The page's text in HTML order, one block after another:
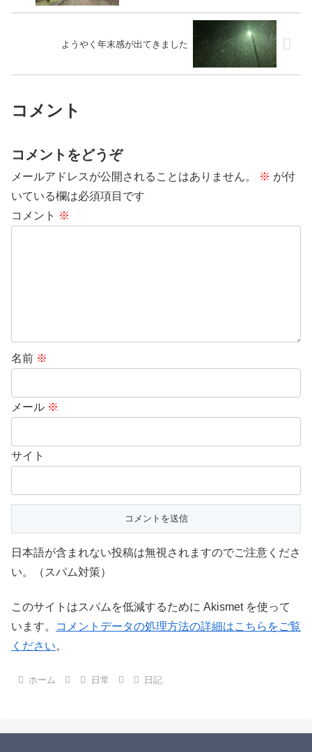
ようやく年末感が出てきました
コメント
コメントをどうぞ
メールアドレスが公開されることはありません。 ※ が付
いている欄は必須項目です
コメント ※
名前 ※
メール ※
サイト
日本語が含まれない投稿は無視されますのでご注意くださ
い。（スパム対策）
このサイトはスパムを低減するために Akismet を使って
います。
コメントデータの処理方法の詳細はこちらをご覧
ください。
ホーム 日常 日記